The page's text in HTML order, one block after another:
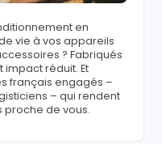
en
vie à vos appareils
? Fabriqués
réduit. Et
français engagés –
– qui rendent
proche de vous.